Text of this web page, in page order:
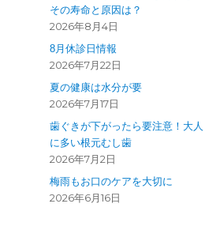
その寿命と原因は？
2026年8月4日
8月休診日情報
2026年7月22日
夏の健康は水分が要
2026年7月17日
歯ぐきが下がったら要注意！大人
に多い根元むし歯
2026年7月2日
梅雨もお口のケアを大切に
2026年6月16日